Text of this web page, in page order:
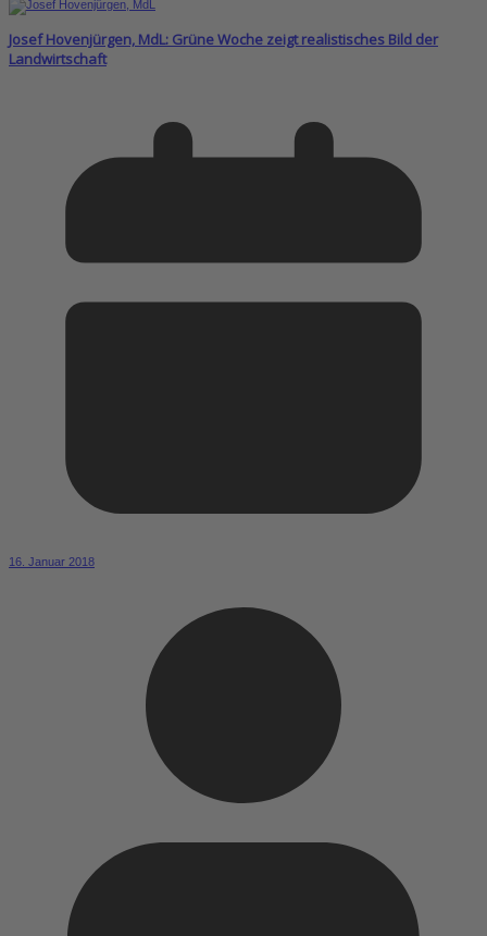
Josef Hovenjürgen, MdL: Grüne Woche zeigt realistisches Bild der
Landwirtschaft
16. Januar 2018